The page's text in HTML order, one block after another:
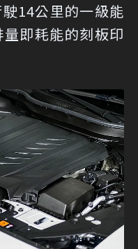
14公里的一級能
即耗能的刻板印